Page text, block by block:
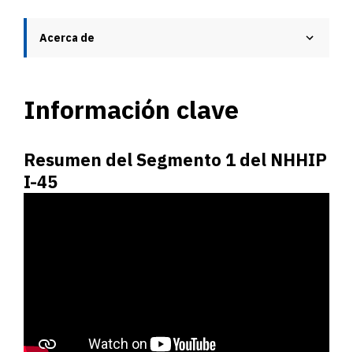
Acerca de
Información clave
Resumen del Segmento 1 del NHHIP
I-45